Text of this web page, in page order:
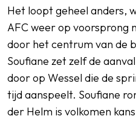
Het loopt geheel anders,
AFC weer op voorsprong
door het centrum van de
Soufiane zet zelf de
door op Wessel die de
tijd aanspeelt. Soufiane
der Helm is volkomen